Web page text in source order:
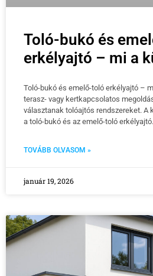
Toló-bukó és
erkélyajtó – mi a
Toló-bukó és emelő-toló erkélyajtó –
terasz- vagy kertkapcsolatos
választanak tolóajtós rendszereket. A
a toló-bukó és az emelő-toló erkélyajtó.
TOVÁBB OLVASOM »
január 19, 2026